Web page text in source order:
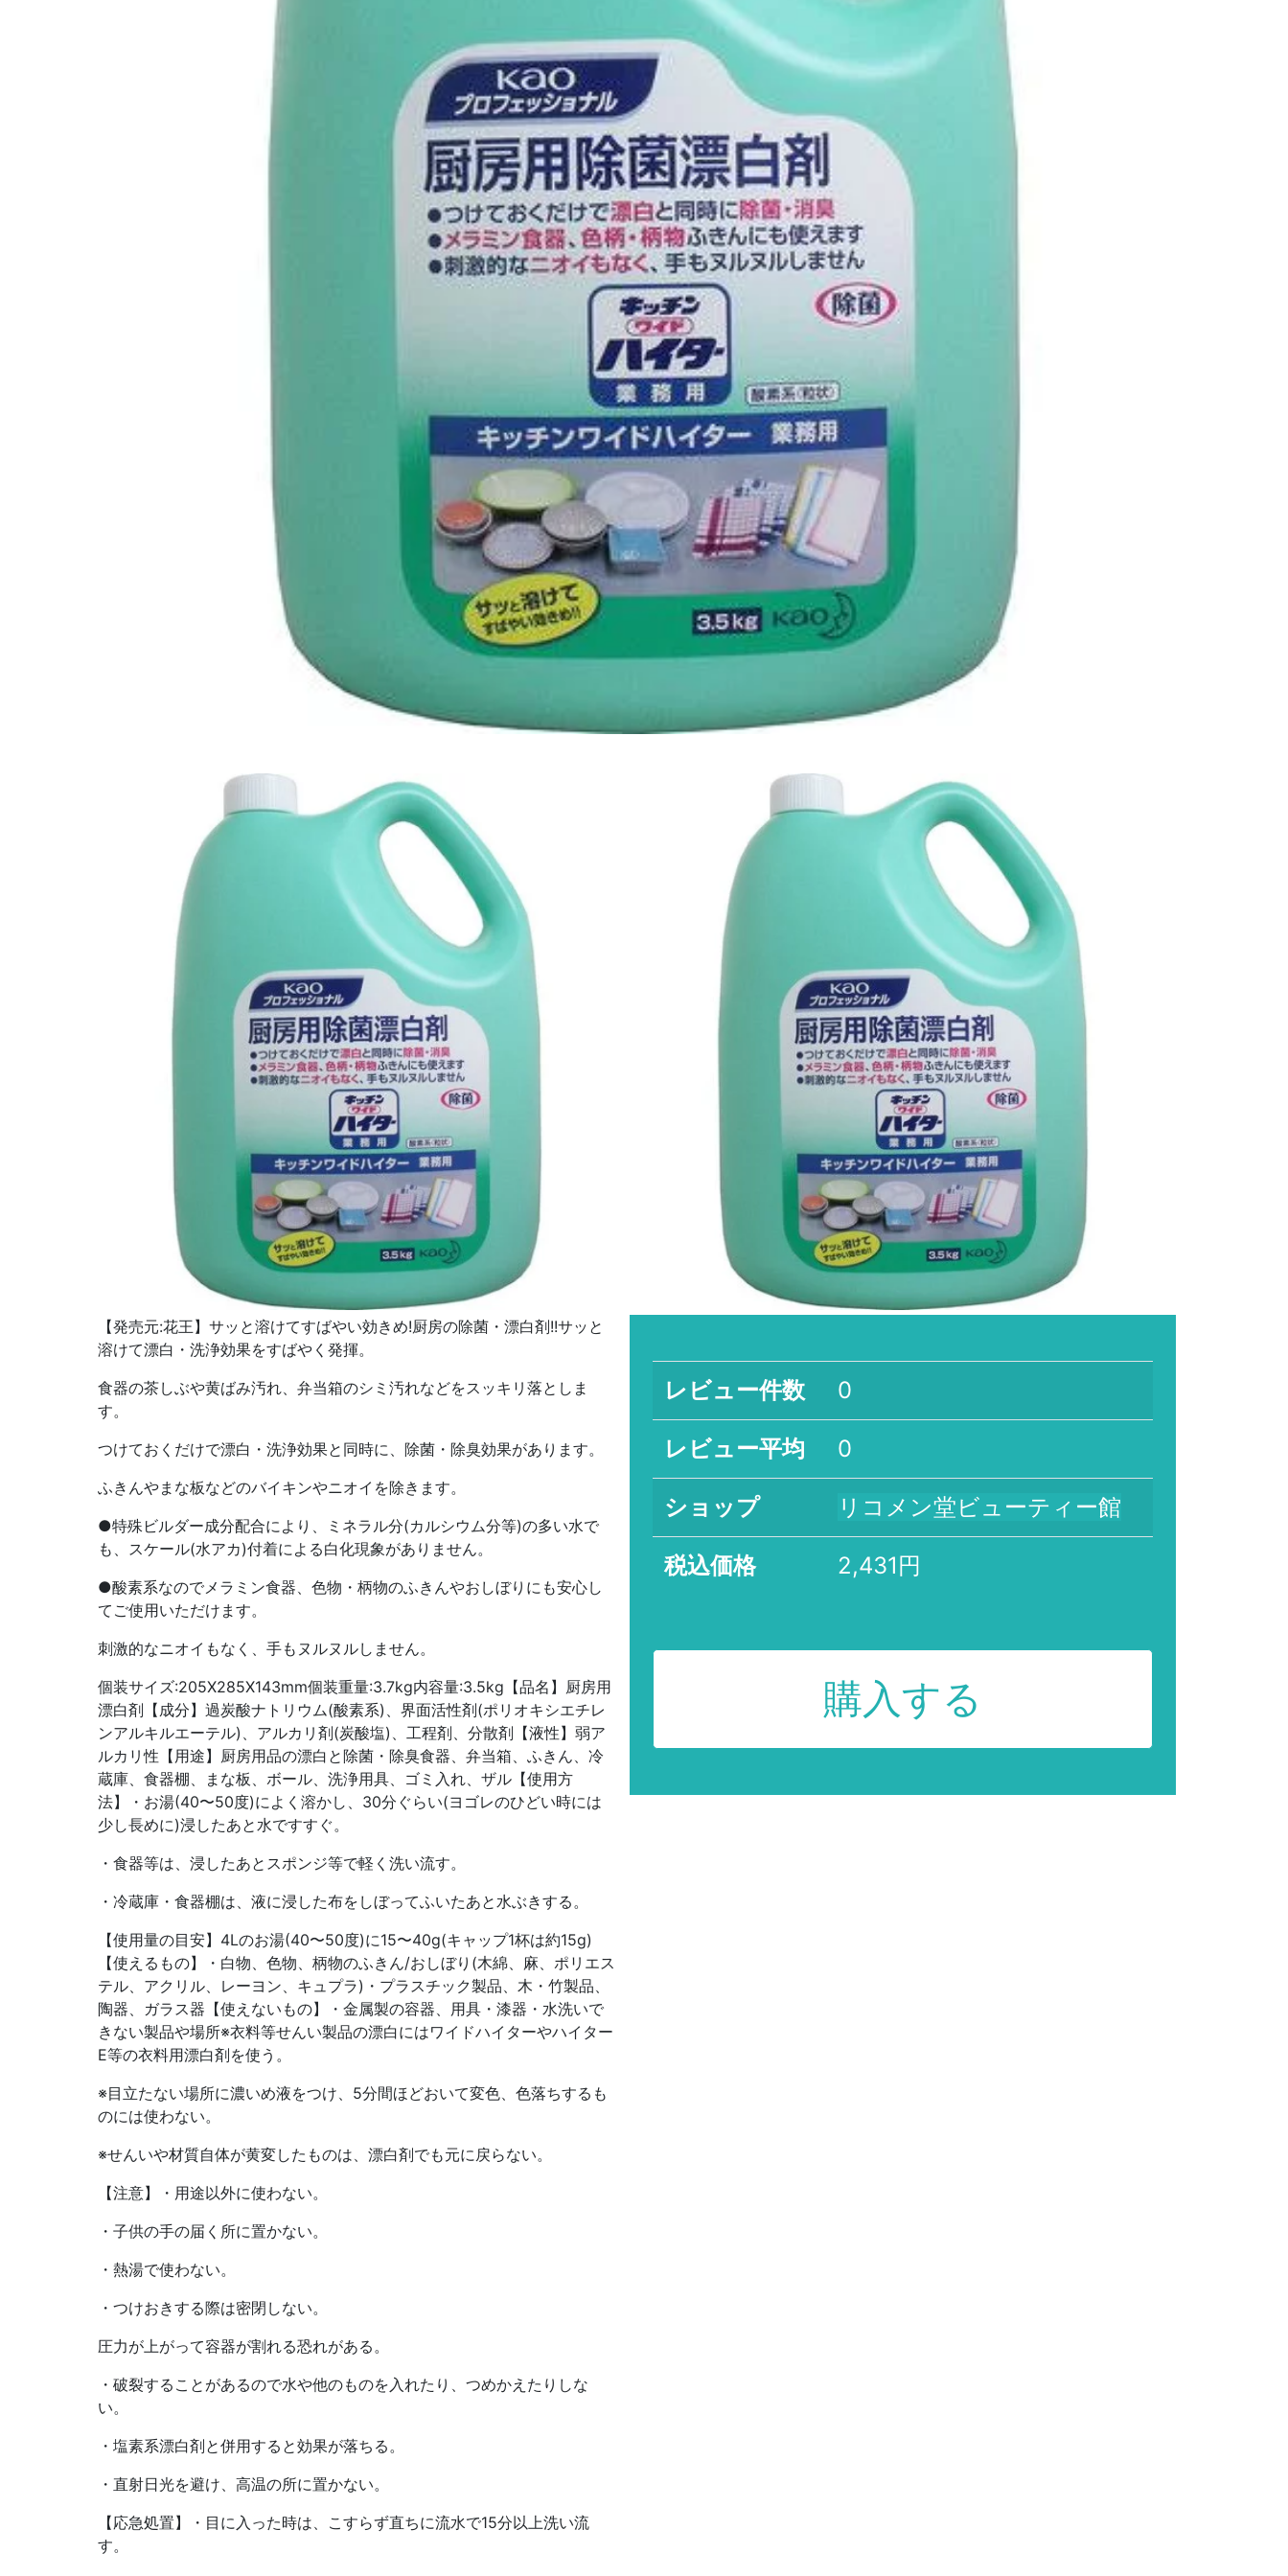
【発売元:花王】サッと溶けてすばやい効きめ!厨房の除菌・漂白剤!!サッと
溶けて漂白・洗浄効果をすばやく発揮。
食器の茶しぶや黄ばみ汚れ、弁当箱のシミ汚れなどをスッキリ落としま
す。
つけておくだけで漂白・洗浄効果と同時に、除菌・除臭効果があります。
ふきんやまな板などのバイキンやニオイを除きます。
●特殊ビルダー成分配合により、ミネラル分(カルシウム分等)の多い水で
も、スケール(水アカ)付着による白化現象がありません。
●酸素系なのでメラミン食器、色物・柄物のふきんやおしぼりにも安心し
てご使用いただけます。
刺激的なニオイもなく、手もヌルヌルしません。
個装サイズ:205X285X143mm個装重量:3.7kg内容量:3.5kg【品名】厨房用
漂白剤【成分】過炭酸ナトリウム(酸素系)、界面活性剤(ポリオキシエチレ
ンアルキルエーテル)、アルカリ剤(炭酸塩)、工程剤、分散剤【液性】弱ア
ルカリ性【用途】厨房用品の漂白と除菌・除臭食器、弁当箱、ふきん、冷
蔵庫、食器棚、まな板、ボール、洗浄用具、ゴミ入れ、ザル【使用方
法】・お湯(40〜50度)によく溶かし、30分ぐらい(ヨゴレのひどい時には
少し長めに)浸したあと水ですすぐ。
・食器等は、浸したあとスポンジ等で軽く洗い流す。
・冷蔵庫・食器棚は、液に浸した布をしぼってふいたあと水ぶきする。
【使用量の目安】4Lのお湯(40〜50度)に15〜40g(キャップ1杯は約15g)
【使えるもの】・白物、色物、柄物のふきん/おしぼり(木綿、麻、ポリエス
テル、アクリル、レーヨン、キュプラ)・プラスチック製品、木・竹製品、
陶器、ガラス器【使えないもの】・金属製の容器、用具・漆器・水洗いで
きない製品や場所※衣料等せんい製品の漂白にはワイドハイターやハイター
E等の衣料用漂白剤を使う。
※目立たない場所に濃いめ液をつけ、5分間ほどおいて変色、色落ちするも
のには使わない。
※せんいや材質自体が黄変したものは、漂白剤でも元に戻らない。
【注意】・用途以外に使わない。
・子供の手の届く所に置かない。
・熱湯で使わない。
・つけおきする際は密閉しない。
圧力が上がって容器が割れる恐れがある。
・破裂することがあるので水や他のものを入れたり、つめかえたりしな
い。
・塩素系漂白剤と併用すると効果が落ちる。
・直射日光を避け、高温の所に置かない。
【応急処置】・目に入った時は、こすらず直ちに流水で15分以上洗い流
す。
レビュー件数 0
レビュー平均 0
ショップ リコメン堂ビューティー館
税込価格 2,431円
購入する